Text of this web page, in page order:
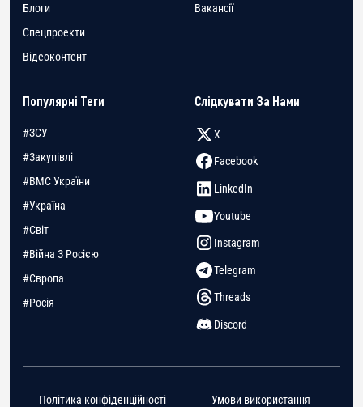
Блоги
Спецпроекти
Відеоконтент
Вакансії
Популярні Теги
#ЗСУ
#Закупівлі
#ВМС України
#Україна
#Світ
#Війна З Росією
#Європа
#Росія
Слідкувати За Нами
X
Facebook
LinkedIn
Youtube
Instagram
Telegram
Threads
Discord
Політика конфіденційності Умови використання